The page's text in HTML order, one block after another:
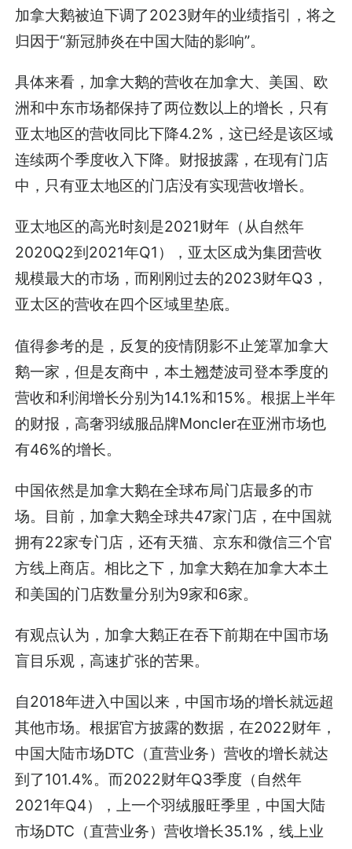
加拿大鹅被迫下调了2023财年的业绩指引，将之
归因于“新冠肺炎在中国大陆的影响”。
具体来看，加拿大鹅的营收在加拿大、美国、欧
洲和中东市场都保持了两位数以上的增长，只有
亚太地区的营收同比下降4.2%，这已经是该区域
连续两个季度收入下降。财报披露，在现有门店
中，只有亚太地区的门店没有实现营收增长。
亚太地区的高光时刻是2021财年（从自然年
2020Q2到2021年Q1），亚太区成为集团营收
规模最大的市场，而刚刚过去的2023财年Q3，
亚太区的营收在四个区域里垫底。
值得参考的是，反复的疫情阴影不止笼罩加拿大
鹅一家，但是友商中，本土翘楚波司登本季度的
营收和利润增长分别为14.1%和15%。根据上半年
的财报，高奢羽绒服品牌Moncler在亚洲市场也
有46%的增长。
中国依然是加拿大鹅在全球布局门店最多的市
场。目前，加拿大鹅全球共47家门店，在中国就
拥有22家专门店，还有天猫、京东和微信三个官
方线上商店。相比之下，加拿大鹅在加拿大本土
和美国的门店数量分别为9家和6家。
有观点认为，加拿大鹅正在吞下前期在中国市场
盲目乐观，高速扩张的苦果。
自2018年进入中国以来，中国市场的增长就远超
其他市场。根据官方披露的数据，在2022财年，
中国大陆市场DTC（直营业务）营收的增长就达
到了101.4%。而2022财年Q3季度（自然年
2021年Q4），上一个羽绒服旺季里，中国大陆
市场DTC（直营业务）营收增长35.1%，线上业